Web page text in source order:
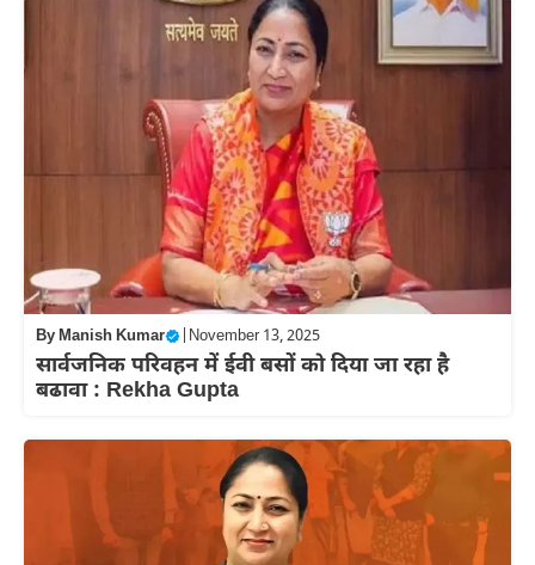
ByManish Kumar November 13, 2025
सार्वजनिक परिवहन में ईवी बसों को दिया जा रहा है
बढावा : Rekha Gupta